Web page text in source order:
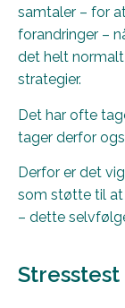
samtaler – for
forandringer –
det helt
strategier.
Det har ofte
tager derfor
Derfor er det
som støtte til at
– dette
Stresstest